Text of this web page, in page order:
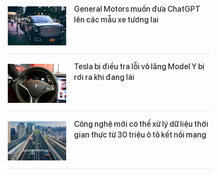
General Motors muốn đưa ChatGPT
lên các mẫu xe tương lai
Tesla bị điều tra lỗi vô lăng Model Y bị
rơi ra khi đang lái
Công nghệ mới có thể xử lý dữ liệu thời
gian thực từ 30 triệu ô tô kết nối mạng